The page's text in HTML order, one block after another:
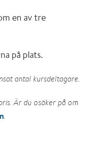
en av tre
på plats.
antal kursdeltagare.
Är du osäker på om
.